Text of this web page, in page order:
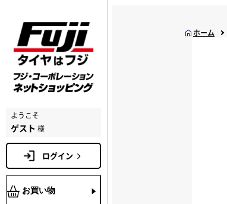
ようこそ
ゲスト 様
ログイン
お買い物
ホーム